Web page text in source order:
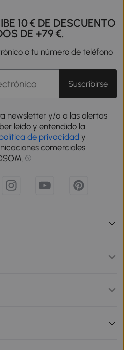
10 € DE DESCUENTO
DE +79 €.
o tu número de teléfono
Suscribirse
newsletter y/o a las alertas
leído y entendido la
de privacidad y
comerciales